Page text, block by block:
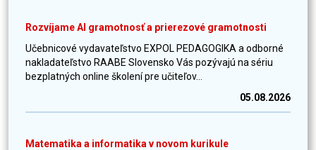
Rozvíjame AI gramotnosť a prierezové gramotnosti
Učebnicové vydavateľstvo EXPOL PEDAGOGIKA a odborné
nakladateľstvo RAABE Slovensko Vás pozývajú na sériu
bezplatných online školení pre učiteľov...
05.08.2026
Matematika a informatika v novom kurikule